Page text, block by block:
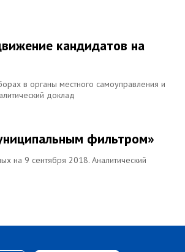
кандидатов на
в органы местного самоуправления и
доклад
фильтром»
на 9 сентября 2018. Аналитический